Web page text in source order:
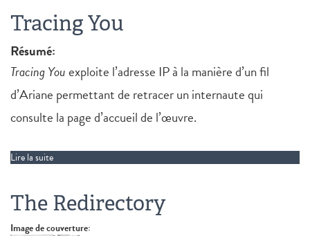
Tracing You
Résumé:
Tracing Youexploite l’adresse IP à la manière d’un fil
d’Ariane permettant de retracer un internaute qui
consulte la page d’accueil de l’œuvre.
Lire la suite
The Redirectory
Image de couverture: